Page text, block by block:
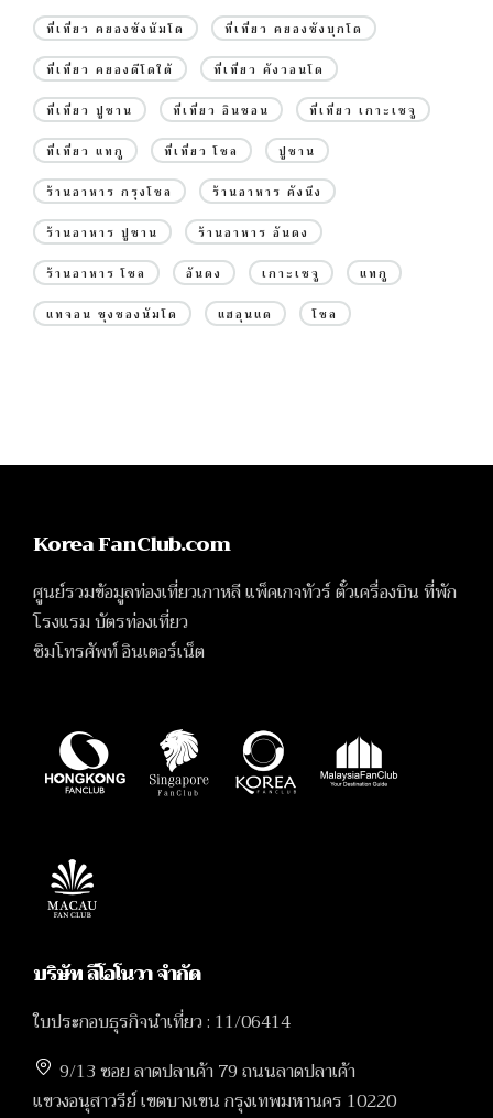
ที่เที่ยว คยองซังนัมโด ที่เที่ยว คยองซังบุกโด
ที่เที่ยว คยองดีโดใต้ ที่เที่ยว คังวอนโด
ที่เที่ยว ปูซาน ที่เที่ยว อินชอน ที่เที่ยว เกาะเชจู
ที่เที่ยว แทกู ที่เที่ยว โซล ปูซาน
ร้านอาหาร กรุงโซล ร้านอาหาร คังนึง
ร้านอาหาร ปูซาน ร้านอาหาร อันดง
ร้านอาหาร โซล อันดง เกาะเชจู แทกู
แทจอน ชุงชองนัมโด แฮอุนแด โซล
Korea FanClub.com
ศูนย์รวมข้อมูลท่องเที่ยวเกาหลี แพ็คเกจทัวร์ ตั๋วเครื่องบิน ที่พัก
โรงแรม บัตรท่องเที่ยว
ซิมโทรศัพท์ อินเตอร์เน็ต
บริษัท ลีโอโนวา จำกัด
ใบประกอบธุรกิจนำเที่ยว : 11/06414
9/13 ซอย ลาดปลาเค้า 79 ถนนลาดปลาเค้า
แขวงอนุสาวรีย์ เขตบางเขน กรุงเทพมหานคร 10220